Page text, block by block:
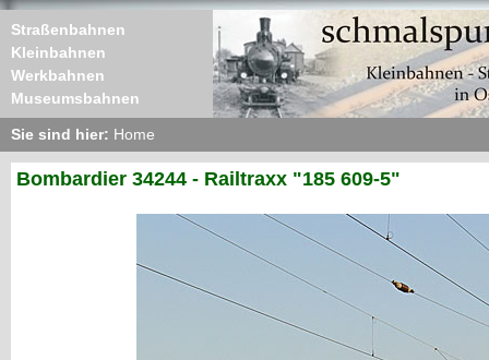
Straßenbahnen
Kleinbahnen
Werkbahnen
Museumsbahnen
Sie sind hier: Home
Bombardier 34244 - Railtraxx "185 609-5"